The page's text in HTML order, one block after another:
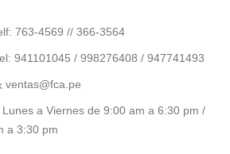
763-4569 // 366-3564
941101045 / 998276408 / 947741493
ventas@fca.pe
Lunes a Viernes de 9:00 am a 6:30 pm /
a 3:30 pm